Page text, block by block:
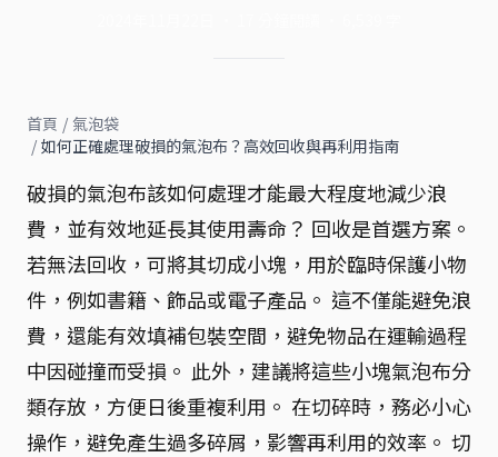
首頁 / 氣泡袋
/ 如何正確處理破損的氣泡布？高效回收與再利用指南
破損的氣泡布該如何處理才能最大程度地減少浪
費，並有效地延長其使用壽命？ 回收是首選方案。
若無法回收，可將其切成小塊，用於臨時保護小物
件，例如書籍、飾品或電子產品。 這不僅能避免浪
費，還能有效填補包裝空間，避免物品在運輸過程
中因碰撞而受損。 此外，建議將這些小塊氣泡布分
類存放，方便日後重複利用。 在切碎時，務必小心
操作，避免產生過多碎屑，影響再利用的效率。 切